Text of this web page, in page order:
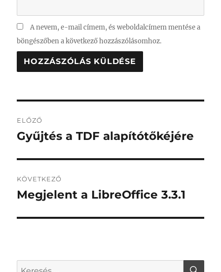
A nevem, e-mail címem, és weboldalcímem mentése a
böngészőben a következő hozzászólásomhoz.
navigáció
ELŐZŐ
Korábbi
Gyűjtés a TDF alapítótőkéjére
KÖVETKEZŐ
Következő
Megjelent a LibreOffice 3.3.1
Keresés